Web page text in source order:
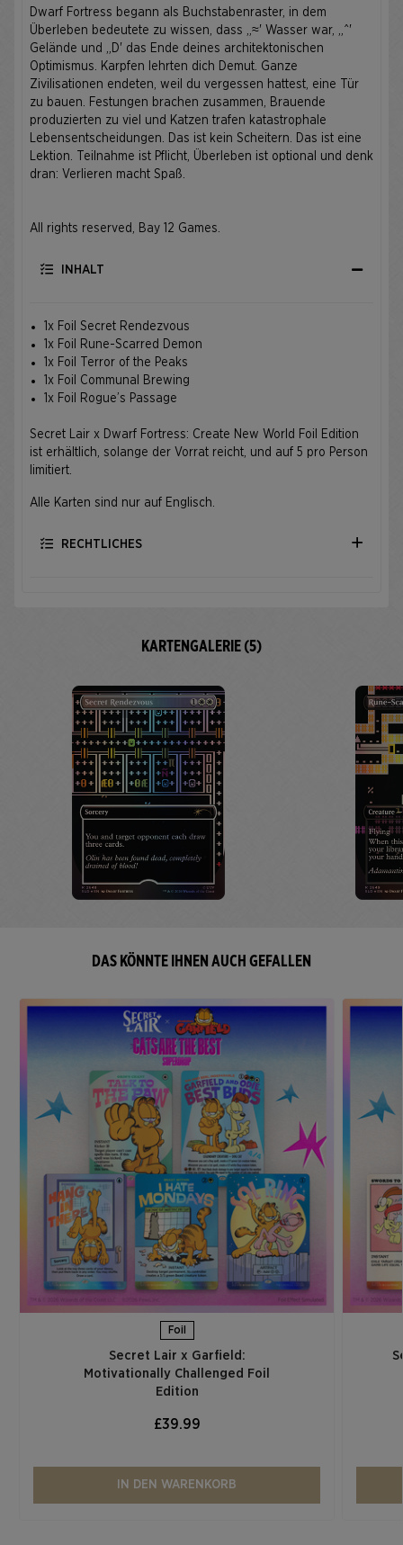
Dwarf Fortress begann als Buchstabenraster, in dem
Überleben bedeutete zu wissen, dass „≈' Wasser war, „^'
Gelände und „D' das Ende deines architektonischen
Optimismus. Karpfen lehrten dich Demut. Ganze
Zivilisationen endeten, weil du vergessen hattest, eine Tür
zu bauen. Festungen brachen zusammen, Brauende
produzierten zu viel und Katzen trafen katastrophale
Lebensentscheidungen. Das ist kein Scheitern. Das ist eine
Lektion. Teilnahme ist Pflicht, Überleben ist optional und denk
dran: Verlieren macht Spaß.
All rights reserved, Bay 12 Games.
INHALT
1x Foil Secret Rendezvous
1x Foil Rune-Scarred Demon
1x Foil Terror of the Peaks
1x Foil Communal Brewing
1x Foil Rogue’s Passage
Secret Lair x Dwarf Fortress: Create New World Foil Edition
ist erhältlich, solange der Vorrat reicht, und auf 5 pro Person
limitiert.
Alle Karten sind nur auf Englisch.
RECHTLICHES
KARTENGALERIE (5)
DAS KÖNNTE IHNEN AUCH GEFALLEN
Foil
Secret Lair x Garfield:
Motivationally Challenged Foil
Edition​
£39.99
IN DEN WARENKORB